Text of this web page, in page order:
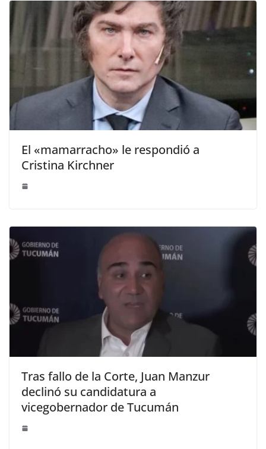
El «mamarracho» le respondió a
Cristina Kirchner
Tras fallo de la Corte, Juan Manzur
declinó su candidatura a
vicegobernador de Tucumán